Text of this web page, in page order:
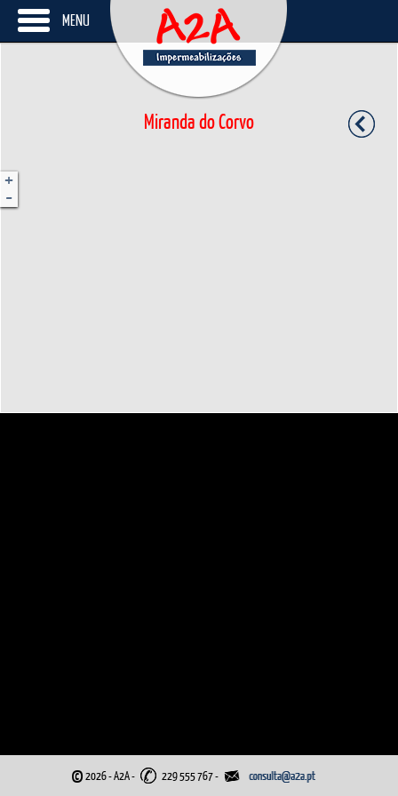
MENU
+
-
Miranda do Corvo
©2026 - A2A- 229 555 767 -